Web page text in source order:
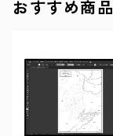
おすすめ商品